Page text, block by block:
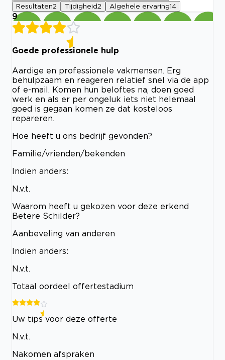
Resultaten2 Tijdigheid2 Algehele ervaring14
9
Goede professionele hulp
Aardige en professionele vakmensen. Erg
behulpzaam en reageren relatief snel via de app
of e-mail. Komen hun beloftes na, doen goed
werk en als er per ongeluk iets niet helemaal
goed is gegaan komen ze dat kosteloos
repareren.
Hoe heeft u ons bedrijf gevonden?
Familie/vrienden/bekenden
Indien anders:
N.v.t.
Waarom heeft u gekozen voor deze erkend
Betere Schilder?
Aanbeveling van anderen
Indien anders:
N.v.t.
Totaal oordeel offertestadium
Uw tips voor deze offerte
N.v.t.
Nakomen afspraken